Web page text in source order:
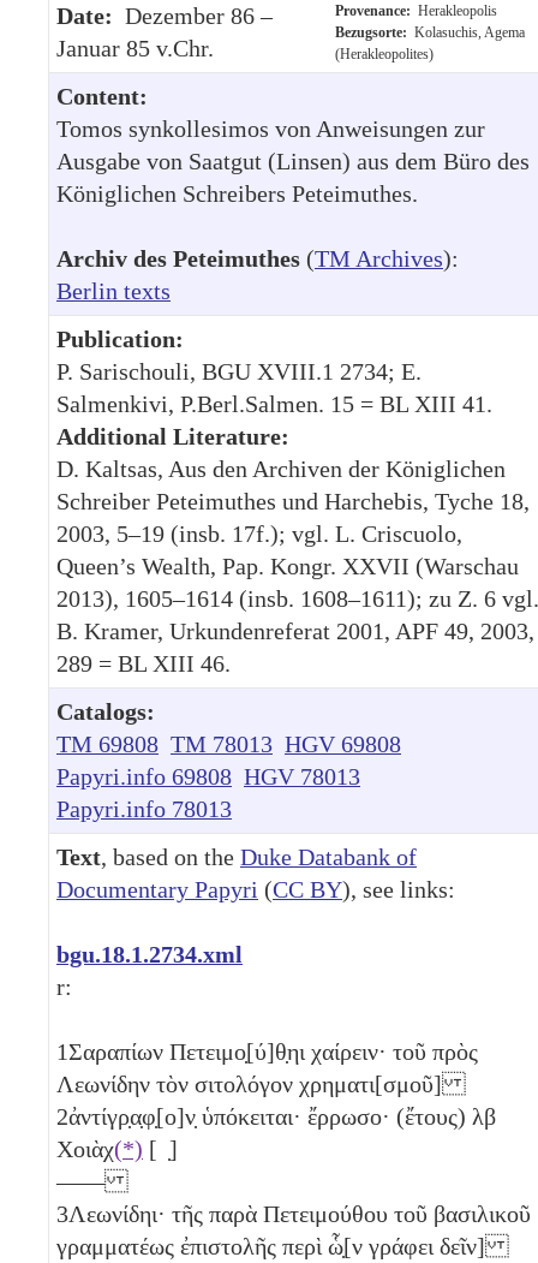
Date: Dezember 86 –
Januar 85 v.Chr.
Provenance: Herakleopolis
Bezugsorte: Kolasuchis, Agema
(Herakleopolites)
Content:
Tomos synkollesimos von Anweisungen zur
Ausgabe von Saatgut (Linsen) aus dem Büro des
Königlichen Schreibers Peteimuthes.
Archiv des Peteimuthes (TM Archives):
Berlin texts
Publication:
P. Sarischouli, BGU XVIII.1 2734; E.
Salmenkivi, P.Berl.Salmen. 15 = BL XIII 41.
Additional Literature:
D. Kaltsas, Aus den Archiven der Königlichen
Schreiber Peteimuthes und Harchebis, Tyche 18,
2003, 5–19 (insb. 17f.); vgl. L. Criscuolo,
Queen’s Wealth, Pap. Kongr. XXVII (Warschau
2013), 1605–1614 (insb. 1608–1611); zu Z. 6 vgl.
B. Kramer, Urkundenreferat 2001, APF 49, 2003,
289 = BL XIII 46.
Catalogs:
TM 69808 TM 78013 HGV 69808
Papyri.info 69808 HGV 78013
Papyri.info 78013
Text, based on the Duke Databank of
Documentary Papyri (CC BY), see links:
bgu.18.1.2734.xml
r:
1Σαραπίων Πετειμο̣[ύ]θ̣ηι χαίρειν· τοῦ πρὸς
Λεωνίδην τὸν σιτολόγον χρηματι[σμοῦ]
2ἀντίγρ̣α̣φ̣[ο]ν̣ ὑπόκειται· ἔρρωσο· (ἔτους) λβ
Χοιὰχ(*) [ ̣]
——
3Λεωνίδηι· τῆς παρὰ Πετειμούθου τοῦ βασιλικοῦ
γραμματέως ἐπιστολῆς περὶ ὧ̣[ν γράφει δεῖν]